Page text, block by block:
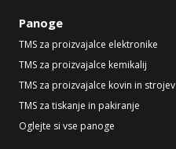
Panoge
TMS za proizvajalce elektronike
TMS za proizvajalce kemikalij
TMS za proizvajalce kovin in strojev
TMS za tiskanje in pakiranje
Oglejte si vse panoge